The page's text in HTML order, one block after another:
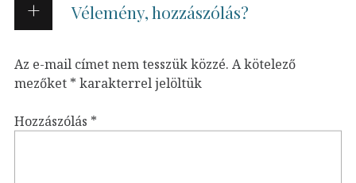
Vélemény, hozzászólás?
Az e-mail címet nem tesszük közzé. A kötelező
mezőket * karakterrel jelöltük
Hozzászólás *